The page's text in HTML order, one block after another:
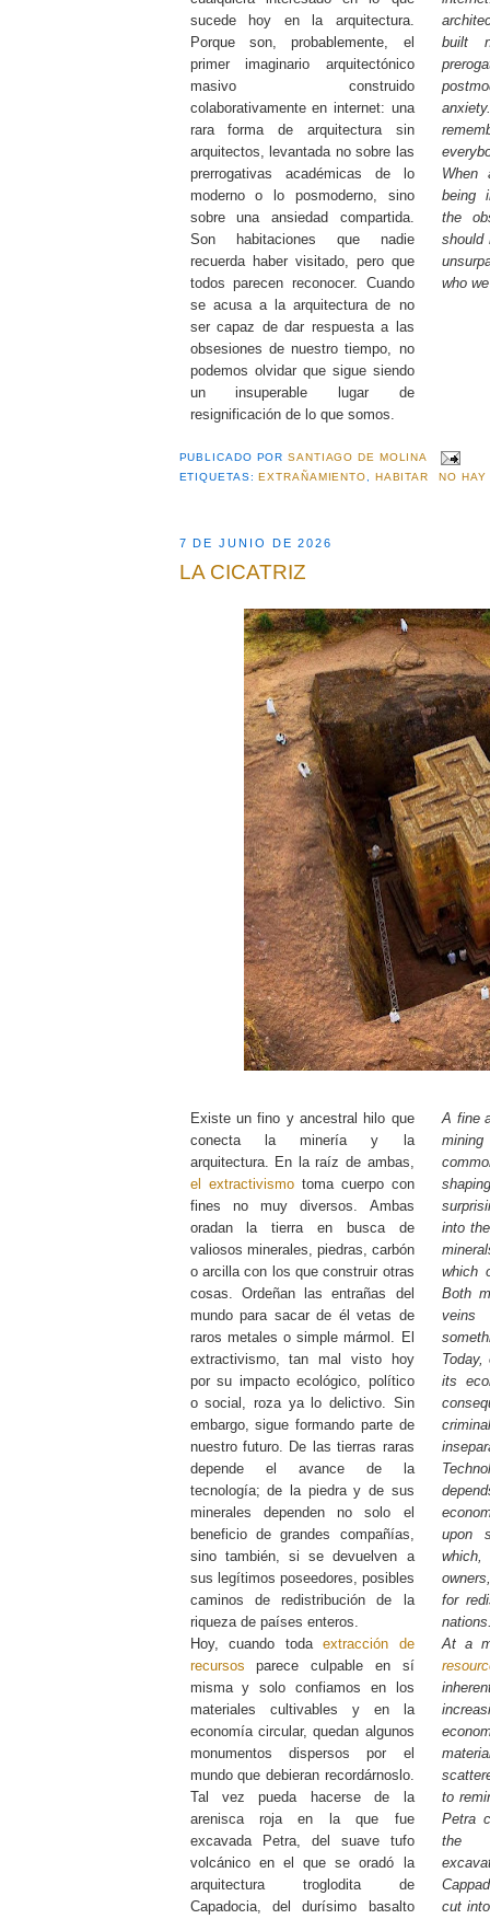
sucede hoy en la arquitectura.
Porque son, probablemente, el
primer imaginario arquitectónico
masivo construido
colaborativamente en internet: una
rara forma de arquitectura sin
arquitectos, levantada no sobre las
prerrogativas académicas de lo
moderno o lo posmoderno, sino
sobre una ansiedad compartida.
Son habitaciones que nadie
recuerda haber visitado, pero que
todos parecen reconocer. Cuando
se acusa a la arquitectura de no
ser capaz de dar respuesta a las
obsesiones de nuestro tiempo, no
podemos olvidar que sigue siendo
un insuperable lugar de
resignificación de lo que somos.
built
When
being
the
should
who
PUBLICADO PORSANTIAGO DE MOLINA
ETIQUETAS:EXTRAÑAMIENTO, HABITAR NO HAY
7 DE JUNIO DE 2026
LA CICATRIZ
Existe un fino y ancestral hilo que
conecta la minería y la
arquitectura. En la raíz de ambas,
el extractivismotoma cuerpo con
fines no muy diversos. Ambas
oradan la tierra en busca de
valiosos minerales, piedras, carbón
o arcilla con los que construir otras
cosas. Ordeñan las entrañas del
mundo para sacar de él vetas de
raros metales o simple mármol. El
extractivismo, tan mal visto hoy
por su impacto ecológico, político
o social, roza ya lo delictivo. Sin
embargo, sigue formando parte de
nuestro futuro. De las tierras raras
depende el avance de la
tecnología; de la piedra y de sus
minerales dependen no solo el
beneficio de grandes compañías,
sino también, si se devuelven a
sus legítimos poseedores, posibles
caminos de redistribución de la
riqueza de países enteros.
Hoy, cuando todaextracción de
recursos parece culpable en sí
misma y solo confiamos en los
materiales cultivables y en la
economía circular, quedan algunos
monumentos dispersos por el
mundo que debieran recordárnoslo.
Tal vez pueda hacerse de la
arenisca roja en la que fue
excavada Petra, del suave tufo
volcánico en el que se oradó la
arquitectura troglodita de
Capadocia, del durísimo basalto
A fine
into
which
Both
its
upon
for
At a
to
Petra
the
cut